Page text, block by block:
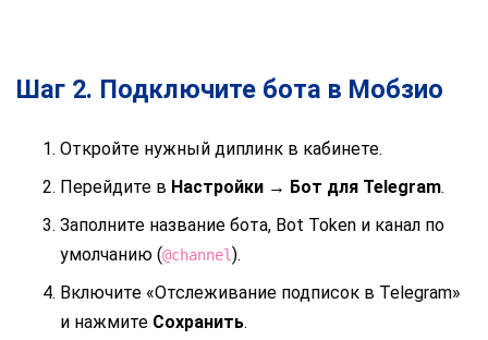
Шаг 2. Подключите бота в Мобзио
Откройте нужный диплинк в кабинете.
Перейдите в Настройки → Бот для Telegram.
Заполните название бота, Bot Token и канал по
умолчанию (@channel).
Включите «Отслеживание подписок в Telegram»
и нажмите Сохранить.